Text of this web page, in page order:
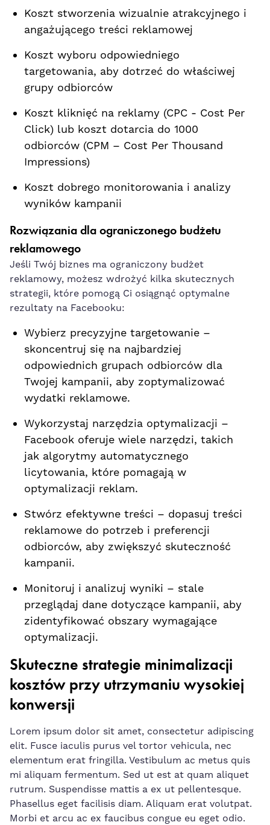
Koszt stworzenia wizualnie atrakcyjnego i
angażującego treści reklamowej
Koszt ​wyboru odpowiedniego
targetowania, aby dotrzeć do właściwej
grupy odbiorców
Koszt kliknięć⁢ na reklamy (CPC -⁢ Cost Per
Click) lub koszt dotarcia do 1000
odbiorców (CPM – Cost Per Thousand
Impressions)
Koszt dobrego monitorowania ⁤i analizy
wyników kampanii
Rozwiązania dla ograniczonego budżetu
reklamowego
Jeśli Twój‌ biznes ma ograniczony budżet
reklamowy, możesz wdrożyć ​kilka skutecznych
strategii, które pomogą Ci osiągnąć optymalne⁢
rezultaty na Facebooku:
Wybierz precyzyjne targetowanie –
skoncentruj się na najbardziej
odpowiednich⁣ grupach odbiorców‌ dla
Twojej kampanii,⁣ aby zoptymalizować
wydatki reklamowe.
Wykorzystaj narzędzia optymalizacji –
Facebook oferuje wiele narzędzi, takich⁢
jak ⁤algorytmy automatycznego
licytowania, które pomagają w
optymalizacji reklam.
Stwórz efektywne treści – dopasuj treści
reklamowe do potrzeb i preferencji
odbiorców, aby zwiększyć skuteczność
kampanii.
Monitoruj i analizuj wyniki – stale
przeglądaj dane dotyczące kampanii, aby
zidentyfikować obszary wymagające
optymalizacji.
Skuteczne strategie minimalizacji
kosztów przy utrzymaniu wysokiej
konwersji
Lorem ipsum dolor sit amet, consectetur ‌adipiscing
elit. Fusce iaculis purus vel tortor vehicula, nec
elementum erat ‍fringilla. Vestibulum ac metus⁣ quis
⁢mi aliquam fermentum. Sed ut est at quam aliquet
⁢rutrum. Suspendisse mattis a ex ut pellentesque.⁣
Phasellus eget facilisis diam. Aliquam erat volutpat.
Morbi‍ et arcu ac ex faucibus congue eu eget odio.⁢